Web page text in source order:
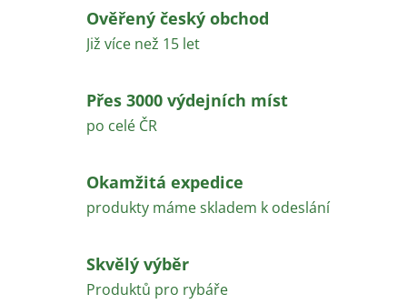
Ověřený český obchod
Již více než 15 let
Přes 3000 výdejních míst
po celé ČR
Okamžitá expedice
produkty máme skladem k odeslání
Skvělý výběr
Produktů pro rybáře